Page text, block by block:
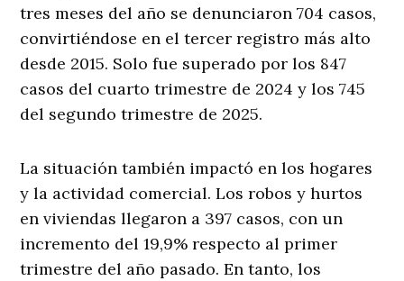
tres meses del año se denunciaron 704 casos,
convirtiéndose en el tercer registro más alto
desde 2015. Solo fue superado por los 847
casos del cuarto trimestre de 2024 y los 745
del segundo trimestre de 2025.
La situación también impactó en los hogares
y la actividad comercial. Los robos y hurtos
en viviendas llegaron a 397 casos, con un
incremento del 19,9% respecto al primer
trimestre del año pasado. En tanto, los